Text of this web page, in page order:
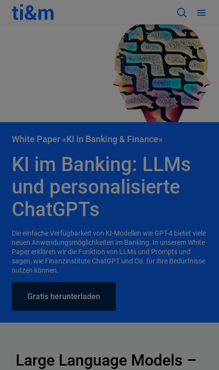
White Paper «KI in Banking & Finance»
KI im Banking: LLMs
und personalisierte
ChatGPTs
Die einfache Verfügbarkeit von KI-Modellen wie GPT-4 bietet viele
neuen Anwendungsmöglichkeiten im Banking. In unserem White
Paper erklären wir die Funktion von LLMs und Prompts und
sagen, wie Finanzinstitute ChatGPT und Co. für ihre Bedürfnisse
nutzen können.
Gratis herunterladen
Large Language Models –